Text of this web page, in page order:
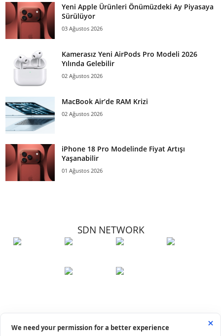
Yeni Apple Ürünleri Önümüzdeki Ay Piyasaya
Sürülüyor
03 Ağustos 2026
Kamerasız Yeni AirPods Pro Modeli 2026
Yılında Gelebilir
02 Ağustos 2026
MacBook Air’de RAM Krizi
02 Ağustos 2026
iPhone 18 Pro Modelinde Fiyat Artışı
Yaşanabilir
01 Ağustos 2026
SDN NETWORK